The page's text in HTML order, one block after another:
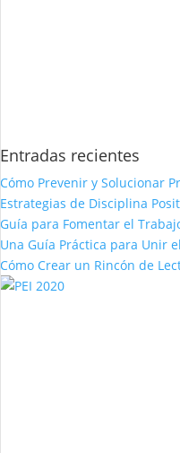
Entradas recientes
Cómo Prevenir y Solucionar
Estrategias de Disciplina
Guía para Fomentar el
Una Guía Práctica para Unir
Cómo Crear un Rincón de